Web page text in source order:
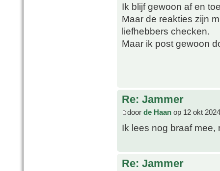
Ik blijf gewoon af en
Maar de reakties zijn
liefhebbers checken.
Maar ik post gewoon
Re: Jammer
door de Haan op 12 okt
Ik lees nog braaf mee,
Re: Jammer